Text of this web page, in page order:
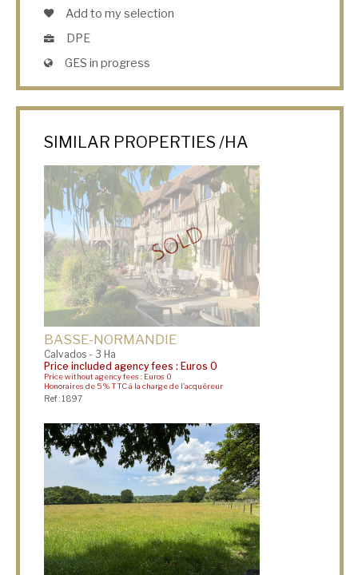
Add to my selection
DPE
GES in progress
SIMILAR PROPERTIES /HA
BASSE-NORMANDIE
Calvados - 3 Ha
Price included agency fees : Euros 0
Price without agency fees : Euros 0
Honoraires de 5 % TTC à la charge de l'acquéreur
Ref : 1897